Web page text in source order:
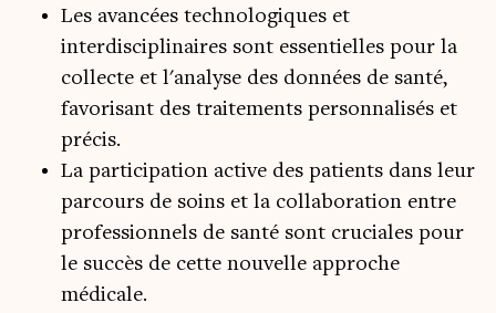
Les avancées technologiques et
interdisciplinaires sont essentielles pour la
collecte et l'analyse des données de santé,
favorisant des traitements personnalisés et
précis.
La participation active des patients dans leur
parcours de soins et la collaboration entre
professionnels de santé sont cruciales pour
le succès de cette nouvelle approche
médicale.